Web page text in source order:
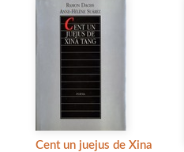
Cent un juejus de Xina